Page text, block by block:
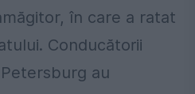
în care a ratat
Conducătorii
au